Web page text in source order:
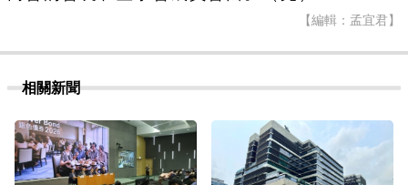
【編輯：孟宜君】
相關新聞